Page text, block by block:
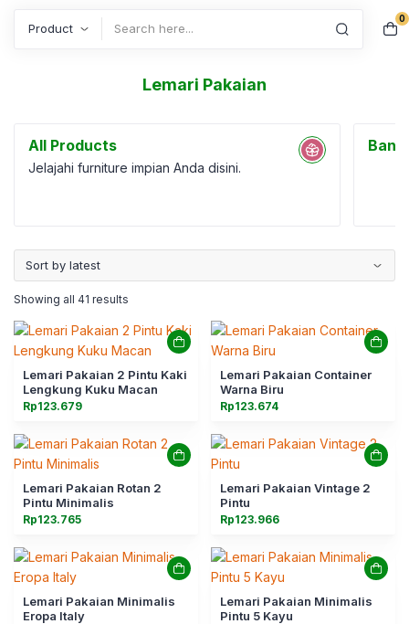
0
Lemari Pakaian
All Products
Jelajahi furniture impian Anda disini.
Showing all 41 results
Lemari Pakaian 2 Pintu Kaki
Lengkung Kuku Macan
Rp123.679
Lemari Pakaian Container
Warna Biru
Rp123.674
Lemari Pakaian Rotan 2
Pintu Minimalis
Rp123.765
Lemari Pakaian Vintage 2
Pintu
Rp123.966
Lemari Pakaian Minimalis
Eropa Italy
Lemari Pakaian Minimalis
Pintu 5 Kayu